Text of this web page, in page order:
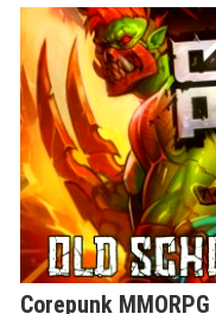
Corepunk MMORPG